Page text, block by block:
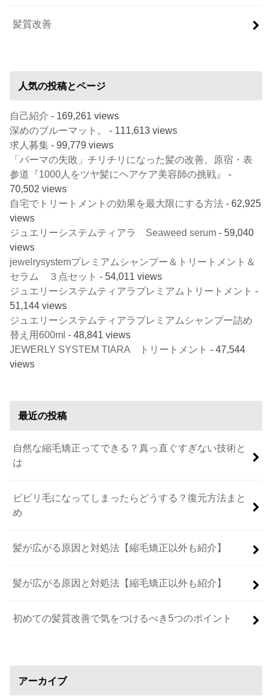
髪質改善
人気の投稿とページ
自己紹介 - 169,261 views
深めのブルーマット。
- 111,613 views
求人募集 - 99,779 views
「パーマの失敗」チリチリになった髪の改善。原宿・表
参道『1000人をツヤ髪にヘアケア美容師の挑戦』
-
70,502 views
自宅でトリートメントの効果を最大限にする方法 - 62,925
views
ジュエリーシステムティアラ Seaweed serum - 59,040
views
jewelrysystemプレミアムシャンプー＆トリートメント＆
セラム ３点セット - 54,011 views
ジュエリーシステムティアラプレミアムトリートメント -
51,144 views
ジュエリーシステムティアラプレミアムシャンプー詰め
替え用600ml - 48,841 views
JEWERLY SYSTEM TIARA トリートメント - 47,544
views
最近の投稿
自然な縮毛矯正ってできる？真っ直ぐすぎない技術と
は
ビビリ毛になってしまったらどうする？復元方法まと
め
髪が広がる原因と対処法【縮毛矯正以外も紹介】
髪が広がる原因と対処法【縮毛矯正以外も紹介】
初めての髪質改善で気をつけるべき5つのポイント
アーカイブ